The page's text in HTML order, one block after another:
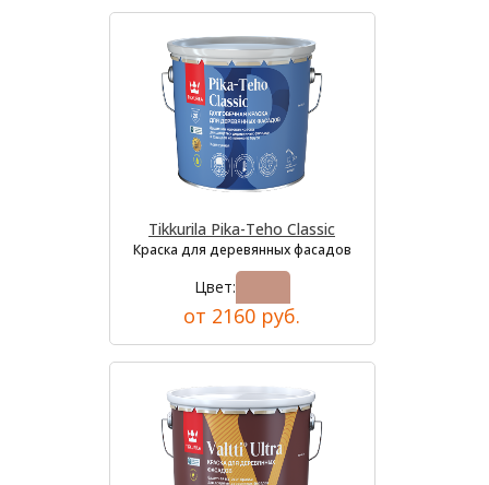
Tikkurila Pika-Teho Classic
Краска для деревянных фасадов
Цвет:
от 2160 руб.